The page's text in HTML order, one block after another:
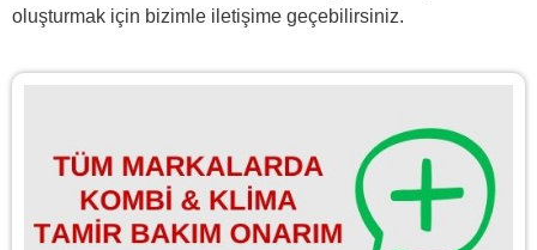
oluşturmak için bizimle iletişime geçebilirsiniz.